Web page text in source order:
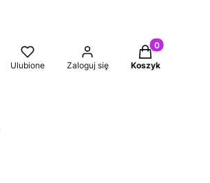
Ulubione Zaloguj się
Produkty w
Koszyk